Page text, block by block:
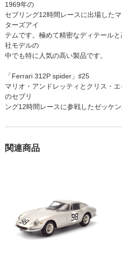
1969年の
セブリング12時間レースに出場した
ターズアイ
テムです。極めて精密なディテール
社モデルの
中でも特に人気の高い製品です。
「Ferrari 312P spider」♯25
マリオ・アンドレッティとクリス・
のセブリ
ング12時間レースに参戦したゼッケン
関連商品